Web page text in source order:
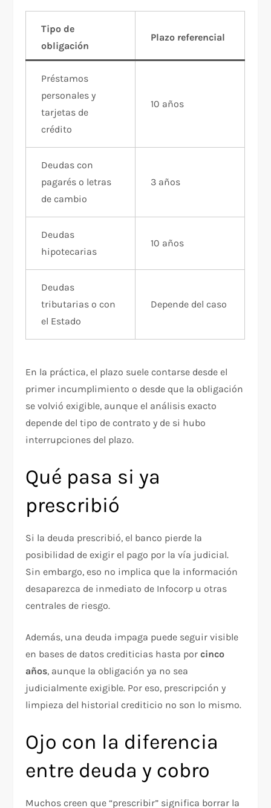
Tipo de
obligación
Plazo referencial
Préstamos
personales y
tarjetas de
crédito
10 años
Deudas con
pagarés o letras
de cambio
3 años
Deudas
hipotecarias
10 años
Deudas
tributarias o con
el Estado
Depende del caso
En la práctica, el plazo suele contarse desde el
primer incumplimiento o desde que la obligación
se volvió exigible, aunque el análisis exacto
depende del tipo de contrato y de si hubo
interrupciones del plazo.
Qué pasa si ya
prescribió
Si la deuda prescribió, el banco pierde la
posibilidad de exigir el pago por la vía judicial.
Sin embargo, eso no implica que la información
desaparezca de inmediato de Infocorp u otras
centrales de riesgo.
Además, una deuda impaga puede seguir visible
en bases de datos crediticias hasta porcinco
años, aunque la obligación ya no sea
judicialmente exigible. Por eso, prescripción y
limpieza del historial crediticio no son lo mismo.
Ojo con la diferencia
entre deuda y cobro
Muchos creen que “prescribir” significa borrar la